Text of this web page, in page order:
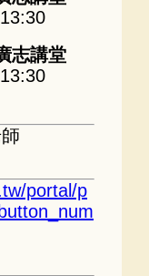
志講堂
portal/p